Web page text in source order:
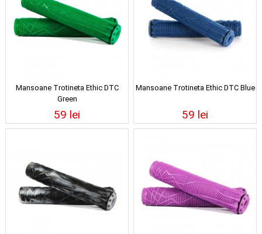
Mansoane Trotineta Ethic DTC
Green
59 lei
Mansoane Trotineta Ethic DTC Blue
59 lei